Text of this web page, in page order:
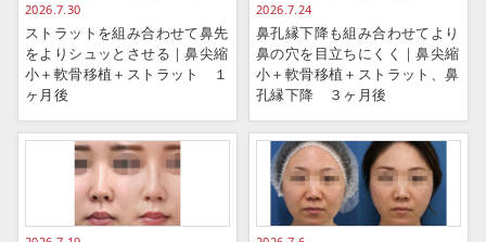
2026.7.30
ストラットを組み合わせて鼻先
をよりシュッとさせる｜鼻尖縮
小＋軟骨移植＋ストラット １
ヶ月後
2026.7.24
鼻孔縁下降も組み合わせてより
鼻の穴を目立ちにくく｜鼻尖縮
小＋軟骨移植＋ストラット、鼻
孔縁下降 ３ヶ月後